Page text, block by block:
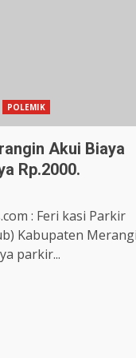
POLEMIK
Akui Biaya
Rp.2000.
: Feri kasi Parkir
Kabupaten
parkir...